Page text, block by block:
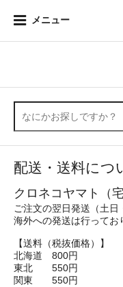
メニュー
配送・送料につ
クロネコヤマト（宅
ご注文の翌日発送（土日
海外への発送は行ってお
【送料（税抜価格）】
北海道 800円
東北 550円
関東 550円